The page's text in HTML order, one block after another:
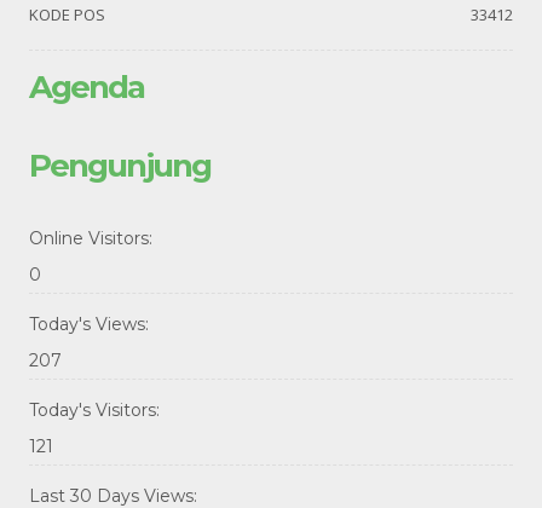
KODE POS
33412
Agenda
Pengunjung
Online Visitors:
0
Today's Views:
207
Today's Visitors:
121
Last 30 Days Views: